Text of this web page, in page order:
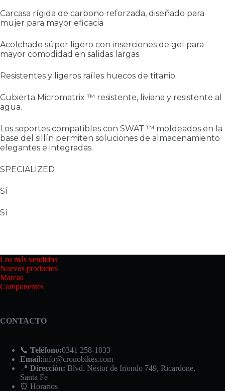
Carcasa rígida de carbono reforzada, diseñado para
mujer para mayor eficacia
Acolchado súper ligero con inserciones de gel para
mayor comodidad en salidas largas
Resistentes y ligeros raíles huecos de titanio.
Cubierta Micromatrix ™ resistente, liviana y resistente al
agua.
Los soportes compatibles con SWAT ™ moldeados en la
base del sillín permiten soluciones de almacenamiento
elegantes e integradas.
SPECIALIZED
Sí
Sí
Los más vendidos
Nuevos productos
Marcas
Componentes
CONTACTO
📞 Teléfono:0341 258-1033
Email:info@cronobikes.com
📍 Dirección: Blvd. Néstor de Iriondo 749, Ricardone,
Santa Fe
⏰ Horarios